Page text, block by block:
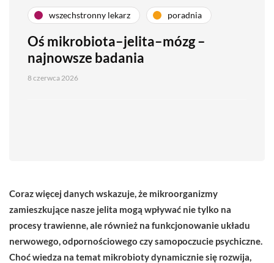
wszechstronny lekarz poradnia
Oś mikrobiota–jelita–mózg –
najnowsze badania
8 czerwca 2026
Coraz więcej danych wskazuje, że mikroorganizmy
zamieszkujące nasze jelita mogą wpływać nie tylko na
procesy trawienne, ale również na funkcjonowanie układu
nerwowego, odpornościowego czy samopoczucie psychiczne.
Choć wiedza na temat mikrobioty dynamicznie się rozwija,